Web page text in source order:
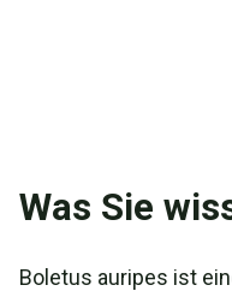
Was Sie
Boletus auripes ist